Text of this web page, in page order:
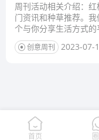
周刊活动相关介绍：
门资讯和种草推荐。
个与你分享生活方式的
创意周刊 2023-07-
首页